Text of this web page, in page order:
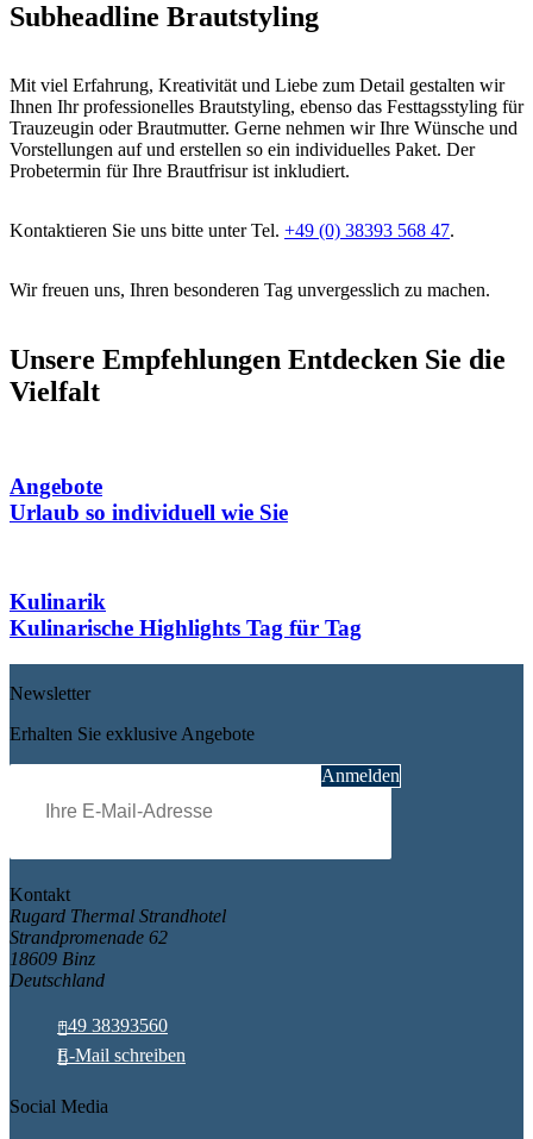
Subheadline Brautstyling
Mit viel Erfahrung, Kreativität und Liebe zum Detail gestalten wir
Ihnen Ihr professionelles Brautstyling, ebenso das Festtagsstyling für
Trauzeugin oder Brautmutter. Gerne nehmen wir Ihre Wünsche und
Vorstellungen auf und erstellen so ein individuelles Paket. Der
Probetermin für Ihre Brautfrisur ist inkludiert.
Kontaktieren Sie uns bitte unter Tel. +49 (0) 38393 568 47.
Wir freuen uns, Ihren besonderen Tag unvergesslich zu machen.
Unsere Empfehlungen Entdecken Sie die
Vielfalt
Urlaub so individuell wie Sie
Angebote
Kulinarische Highlights Tag für Tag
Kulinarik
Newsletter
Erhalten Sie exklusive Angebote
Anmelden
Kontakt
Rugard Thermal Strandhotel
Strandpromenade 62
18609 Binz
Deutschland
+49 38393560
E-Mail schreiben
Social Media